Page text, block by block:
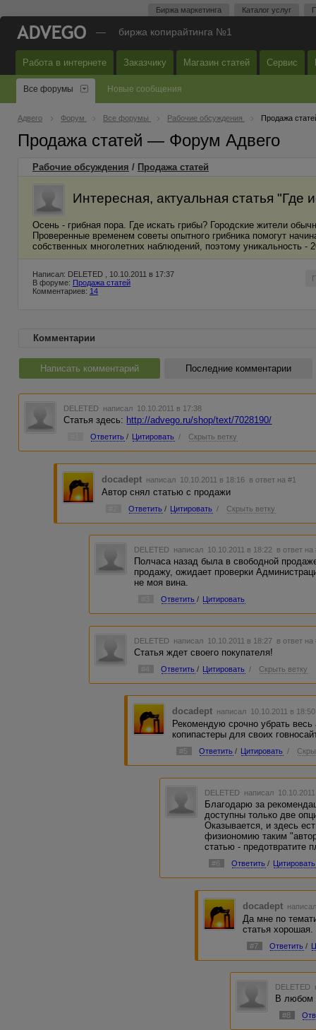
Биржа маркетинга Каталог услуг
— биржа копирайтинга №1
Работа в интернете Заказчику Магазин статей Сервис
Все форумы Новые сообщения
Адвего Форум Все форумы Рабочие обсуждения Продажа
Продажа статей — Форум Адвего
Рабочие обсуждения / Продажа статей
Интересная, актуальная статья "Где
Осень - грибная пора. Где искать грибы? Городские жители
Проверенные временем советы опытного грибника помогут
собственных многолетних наблюдений, поэтому уникальность -
Написал: DELETED , 10.10.2011 в 17:37
В форуме: Продажа статей
Комментариев: 14
Комментарии
Написать комментарий Последние комментарии
DELETED написал 10.10.2011 в 17:38
Статья здесь: http://advego.ru/shop/text/7028190/
Ответить / Цитировать / Скрыть ветку
docadept написал 10.10.2011 в 18:16 в ответ на #1
Автор снял статью с продажи
Ответить / Цитировать / Скрыть ветку
DELETED написал 10.10.2011 в 18:22 в ответ на
Полчаса назад была в свободной
продажу, ожидает проверки
не моя вина.
Ответить / Цитировать
DELETED написал 10.10.2011 в 18:27 в ответ на
Статья ждет своего покупателя!
#4 Ответить / Цитировать / Скрыть ветку
docadept написал 10.10.2011 в
Рекомендую срочно убрать
копипастеры для своих
#5 Ответить / Цитировать /
DELETED написал
Благодарю за
доступны только две
Оказывается, и здесь
физиономию таким
статью - предотвратите
#6 Ответить / Цитировать
docadept
Да мне по
статья хорошая.
#7 Ответить /
DELETED
В любом
#8